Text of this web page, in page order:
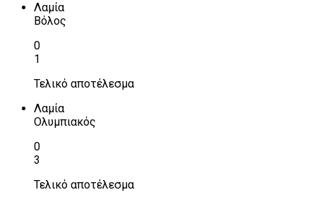
Λαμία
Βόλος
0
1
Τελικό αποτέλεσμα
Λαμία
Ολυμπιακός
0
3
Τελικό αποτέλεσμα